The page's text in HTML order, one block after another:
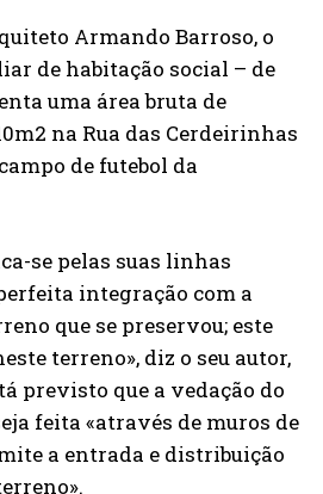
Armando Barroso, o
de habitação social – de
uma área bruta de
na Rua das Cerdeirinhas
de futebol da
se pelas suas linhas
integração com a
que se preservou; este
terreno», diz o seu autor,
previsto que a vedação do
feita «através de muros de
a entrada e distribuição